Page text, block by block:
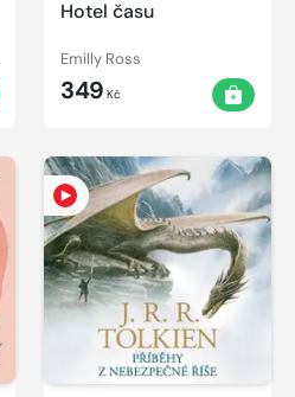
Hotel času
Emilly Ross
349 Kč